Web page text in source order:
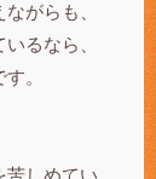
がらも、
るなら、
。